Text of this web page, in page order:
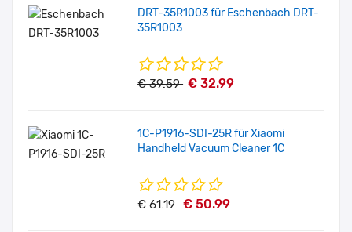
DRT-35R1003 für Eschenbach DRT-
35R1003
€ 39.59 € 32.99
1C-P1916-SDI-25R für Xiaomi
Handheld Vacuum Cleaner 1C
€ 61.19 € 50.99